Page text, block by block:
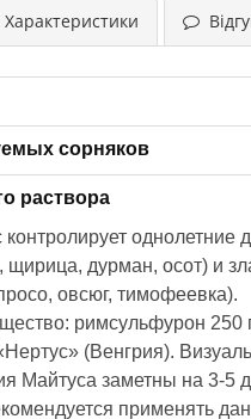
Характеристики
сорняков
раствора
однолетние
щирица, дурман, осот) и
овсюг, тимофеевка).
римсульфурон 250
(Венгрия).
Майтуса заметны на 3-5
применять